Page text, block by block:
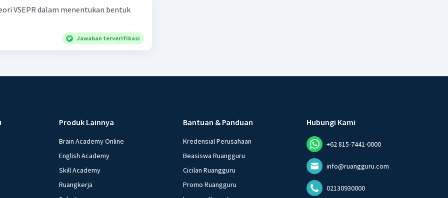
VSEPR dalam menentukan bentuk
Jawaban terverifikasi
Produk Lainnya
Brain Academy Online
English Academy
Skill Academy
Ruangkerja
Bantuan & Panduan
Kredensial Perusahaan
Beasiswa Ruangguru
Cicilan Ruangguru
Promo Ruangguru
Hubungi Kami
+62 815-7441-0000
info@ruangguru.com
02130930000